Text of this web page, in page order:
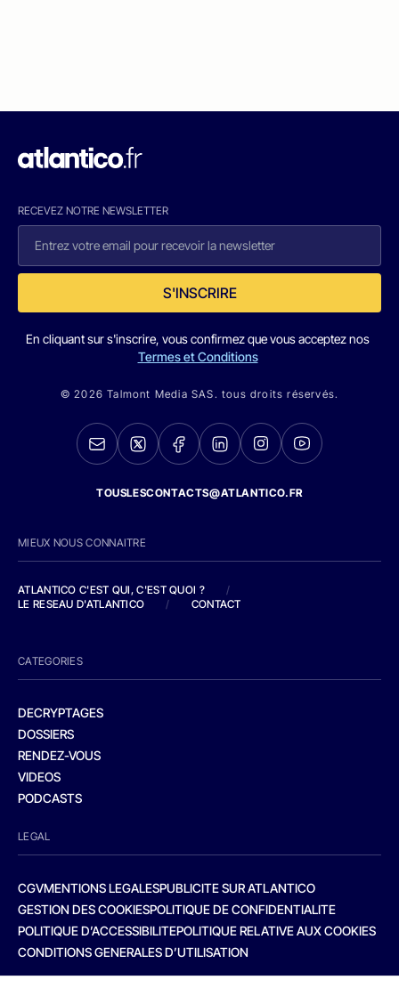
RECEVEZ NOTRE NEWSLETTER
S'INSCRIRE
En cliquant sur s'inscrire, vous confirmez que vous acceptez nos
Termes et Conditions
© 2026 Talmont Media SAS. tous droits réservés.
TOUSLESCONTACTS@ATLANTICO.FR
MIEUX NOUS CONNAITRE
ATLANTICO C'EST QUI, C'EST QUOI ?
/
LE RESEAU D'ATLANTICO
/ CONTACT
CATEGORIES
DECRYPTAGES
DOSSIERS
RENDEZ-VOUS
VIDEOS
PODCASTS
LEGAL
CGVMENTIONS LEGALESPUBLICITE SUR ATLANTICO
GESTION DES COOKIESPOLITIQUE DE CONFIDENTIALITE
POLITIQUE D’ACCESSIBILITEPOLITIQUE RELATIVE AUX COOKIES
CONDITIONS GENERALES D’UTILISATION